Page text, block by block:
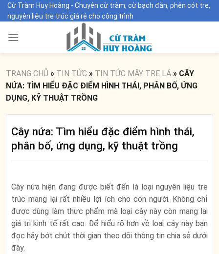
SkipCừ Tràm Huy Hoàng - Chuyên cừ tràm, cừ bạch đàn, phên cót tre,
nguyên liệu tre trúc giá rẻ cho công trình
TRANG CHỦ » TIN TỨC » TIN TỨC MÂY TRE LÁ » CÂY
NỨA: TÌM HIỂU ĐẶC ĐIỂM HÌNH THÁI, PHÂN BỐ, ỨNG
DỤNG, KỸ THUẬT TRỒNG
Cây nứa: Tìm hiểu đặc điểm hình thái,
phân bố, ứng dụng, kỹ thuật trồng
Cây nứa hiện đang được biết đến là loại nguyên liệu tre
trúc mang lại rất nhiều lợi ích cho con người. Không chỉ
được dùng làm thực phẩm mà loại cây này còn mang lại
giá trị kinh tế rất cao. Để hiểu rõ hơn về loại cây này bạn
đọc hãy bớt chút thời gian theo dõi thông tin chia sẻ dưới
đây.